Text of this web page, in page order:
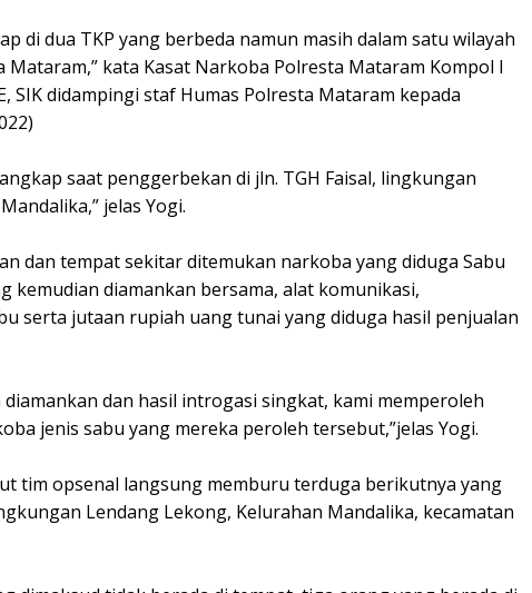
di dua TKP yang berbeda namun masih dalam satu wilayah
Mataram,” kata Kasat Narkoba Polresta Mataram Kompol I
SIK didampingi staf Humas Polresta Mataram kepada
saat penggerbekan di jln. TGH Faisal, lingkungan
jelas Yogi.
dan tempat sekitar ditemukan narkoba yang diduga Sabu
kemudian diamankan bersama, alat komunikasi,
serta jutaan rupiah uang tunai yang diduga hasil penjualan
diamankan dan hasil introgasi singkat, kami memperoleh
jenis sabu yang mereka peroleh tersebut,”jelas Yogi.
tim opsenal langsung memburu terduga berikutnya yang
Lendang Lekong, Kelurahan Mandalika, kecamatan